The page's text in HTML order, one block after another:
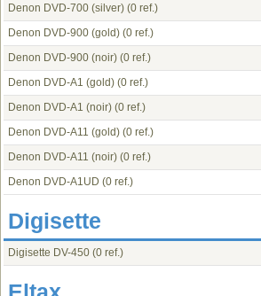
Denon DVD-700 (silver) (0 ref.)
Denon DVD-900 (gold) (0 ref.)
Denon DVD-900 (noir) (0 ref.)
Denon DVD-A1 (gold) (0 ref.)
Denon DVD-A1 (noir) (0 ref.)
Denon DVD-A11 (gold) (0 ref.)
Denon DVD-A11 (noir) (0 ref.)
Denon DVD-A1UD (0 ref.)
Digisette
Digisette DV-450 (0 ref.)